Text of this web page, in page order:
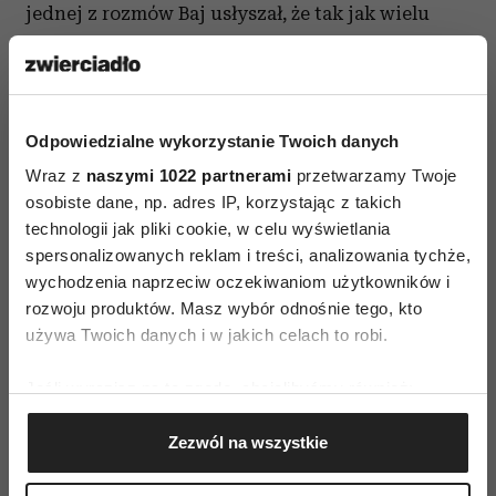
Odpowiedzialne wykorzystanie Twoich danych
Wraz z naszymi 1022 partnerami przetwarzamy Twoje
osobiste dane, np. adres IP, korzystając z takich
technologii jak pliki cookie, w celu wyświetlania
spersonalizowanych reklam i treści, analizowania tychże,
wychodzenia naprzeciw oczekiwaniom użytkowników i
rozwoju produktów. Masz wybór odnośnie tego, kto
używa Twoich danych i w jakich celach to robi.
Gromadzić dane dotyczące Twojej lokalizacji
geograficznej z dokładnością nawet do kilku metrów
Identyfikować Twoje urządzenie, aktywnie
Zezwól na wszystkie
jednej z rozmów Baj usłyszał, że tak jak wielu
między fotografią stricte reportażową a tzw.
pozowanymi. Za to i mistrz, i uczeń byli zgodni
w innej kwestii. Że fotografia jest przekłamaniem
rzeczywistości.
Najbrzydszy widok w okolicy
Wystarczy przesunąć obiektyw parę
centymetrów, a już powstanie kompletnie inna
– To taka ładna miejscowość, a ja pokazałem
chłopaka na zdezelowanym aucie, obok